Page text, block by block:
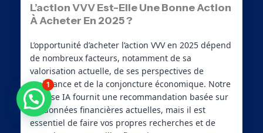
L’action VVV Est-Elle Une Bonne Action
À Acheter En 2025 ?
L’opportunité d’acheter l’action VVV en 2025 dépend
de nombreux facteurs, notamment de sa
valorisation actuelle, de ses perspectives de
croissance et de la conjoncture économique. Notre
analyse IA fournit une recommandation basée sur
les données financières actuelles, mais il est
essentiel de faire vos propres recherches et de
Besoin d'aide ?
1